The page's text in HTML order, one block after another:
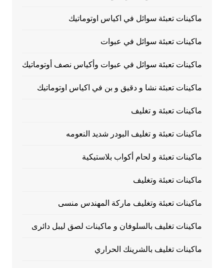
ماكينات تعبئة سوائل في اكياس اوتوماتيك
ماكينات تعبئة سوائل في عبوات
ماكينات تعبئة سوائل في عبوات وأكياس نصف أوتوماتيك
ماكينات تعبئة نشا و دقيق و بن في اكياس اوتوماتيك
ماكينات تعبئة و تغليف
ماكينات تعبئة و تغليف البودر شديد النعومه
ماكينات تعبئة و لحام أكواب بلاستيكية
ماكينات تعبئة وتغليف
ماكينات تعبئة وتغليف ماركة المهندس منسى
ماكينات تغليف بالسلوفان و ماكينات لصق ليبل دائرى
ماكينات تغليف بالشرينك الحراري